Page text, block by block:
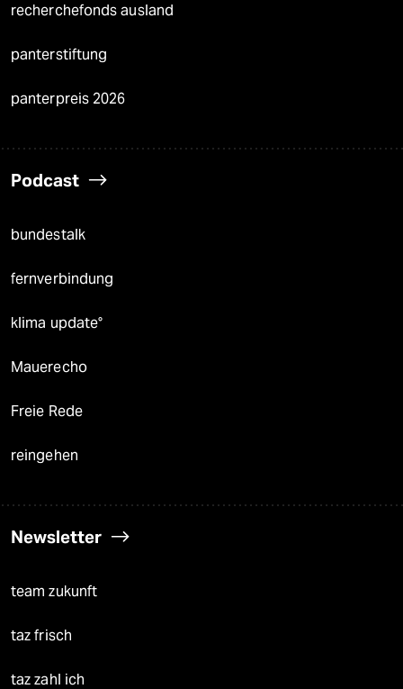
recherchefonds ausland
panterstiftung
panterpreis 2026
Podcast
bundestalk
fernverbindung
klima update°
Mauerecho
Freie Rede
reingehen
Newsletter
team zukunft
taz frisch
taz zahl ich